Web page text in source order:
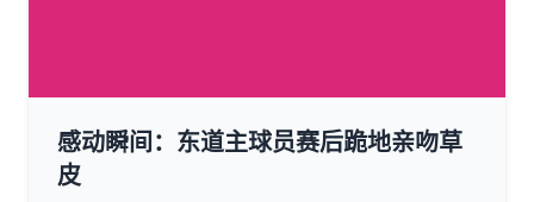
感动瞬间：东道主球员赛后跪地亲吻草
皮